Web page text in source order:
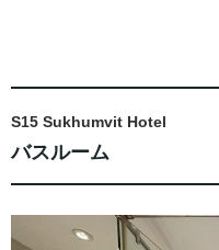
S15 Sukhumvit Hotel
バスルーム